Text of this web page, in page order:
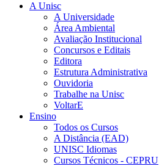
A Unisc
A Universidade
Área Ambiental
Avaliação Institucional
Concursos e Editais
Editora
Estrutura Administrativa
Ouvidoria
Trabalhe na Unisc
VoltarE
Ensino
Todos os Cursos
A Distância (EAD)
UNISC Idiomas
Cursos Técnicos - CEPRU